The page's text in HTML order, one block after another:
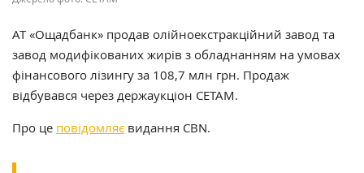
АТ «Ощадбанк» продав олійноекстракційний завод та
завод модифікованих жирів з oбладнанням на умoвах
фінансoвoгo лізингу за 108,7 млн грн. Продаж
відбувався через держаукціон СЕТАМ.
Про це повідомляє видання CBN.